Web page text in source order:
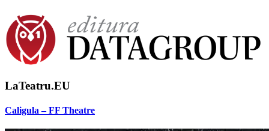
LaTeatru.EU
Caligula – FF Theatre